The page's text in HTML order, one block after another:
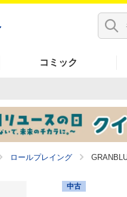
コミック
ロールプレイング
中古